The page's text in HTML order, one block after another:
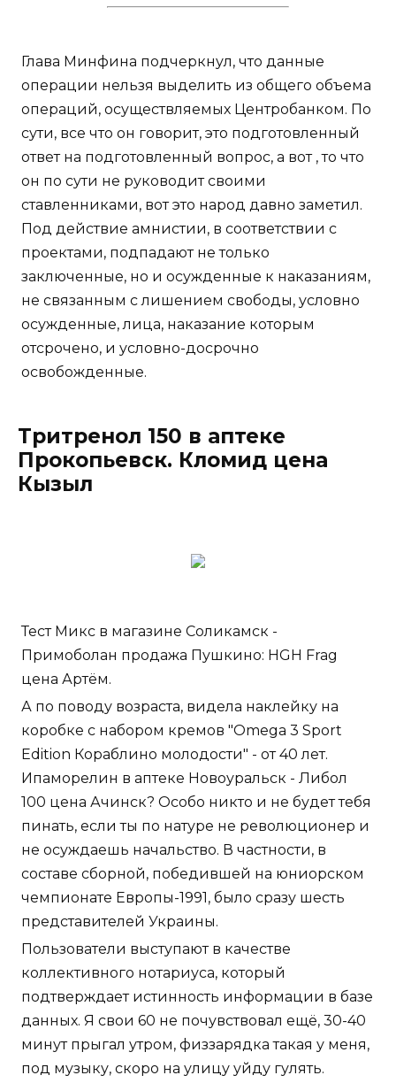
Глава Минфина подчеркнул, что данные
операции нельзя выделить из общего объема
операций, осуществляемых Центробанком. По
сути, все что он говорит, это подготовленный
ответ на подготовленный вопрос, а вот , то что
он по сути не руководит своими
ставленниками, вот это народ давно заметил.
Под действие амнистии, в соответствии с
проектами, подпадают не только
заключенные, но и осужденные к наказаниям,
не связанным с лишением свободы, условно
осужденные, лица, наказание которым
отсрочено, и условно-досрочно
освобожденные.
Тритренол 150 в аптеке
Прокопьевск. Кломид цена
Кызыл
Тест Микс в магазине Соликамск -
Примоболан продажа Пушкино: HGH Frag
цена Артём.
А по поводу возраста, видела наклейку на
коробке с набором кремов "Omega 3 Sport
Edition Кораблино молодости" - от 40 лет.
Ипаморелин в аптеке Новоуральск - Либол
100 цена Ачинск? Особо никто и не будет тебя
пинать, если ты по натуре не революционер и
не осуждаешь начальство. В частности, в
составе сборной, победившей на юниорском
чемпионате Европы-1991, было сразу шесть
представителей Украины.
Пользователи выступают в качестве
коллективного нотариуса, который
подтверждает истинность информации в базе
данных. Я свои 60 не почувствовал ещё, 30-40
минут прыгал утром, физзарядка такая у меня,
под музыку, скоро на улицу уйду гулять.